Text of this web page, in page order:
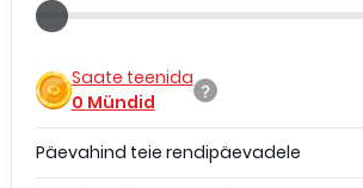
Saate teenida
0 Mündid
Päevahind teie rendipäevadele